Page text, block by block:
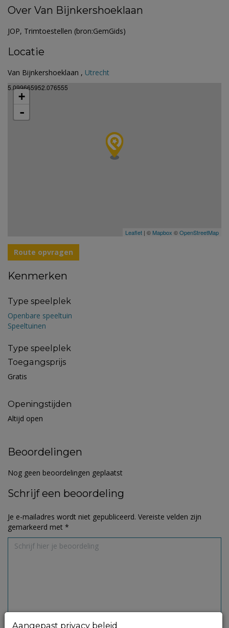
Over Van Bijnkershoeklaan
JOP, Trimtoestellen (bron:GemGids)
Locatie
Van Bijnkershoeklaan , Utrecht
5.099665952.076555
+
-
Leaflet | © Mapbox ©OpenStreetMap
Route opvragen
Kenmerken
Type speelplek
Openbare speeltuin
Speeltuinen
Type speelplek
Toegangsprijs
Gratis
Openingstijden
Altijd open
Beoordelingen
Nog geen beoordelingen geplaatst
Schrijf een beoordeling
Je e-mailadres wordt niet gepubliceerd. Vereiste velden zijn
gemarkeerd met *
Aangepast privacy beleid